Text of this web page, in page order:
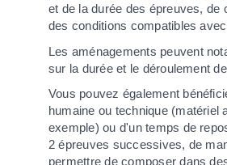
et de la durée des épreuves, de
des conditions compatibles
Les aménagements peuvent
sur la durée et le déroulement
Vous pouvez également
humaine ou technique (matériel
exemple) ou d'un temps de
2 épreuves successives, de
permettre de composer dans